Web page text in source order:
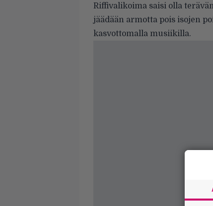
Riffivalikoima saisi olla
jäädään armotta pois isojen
kasvottomalla musiikilla.